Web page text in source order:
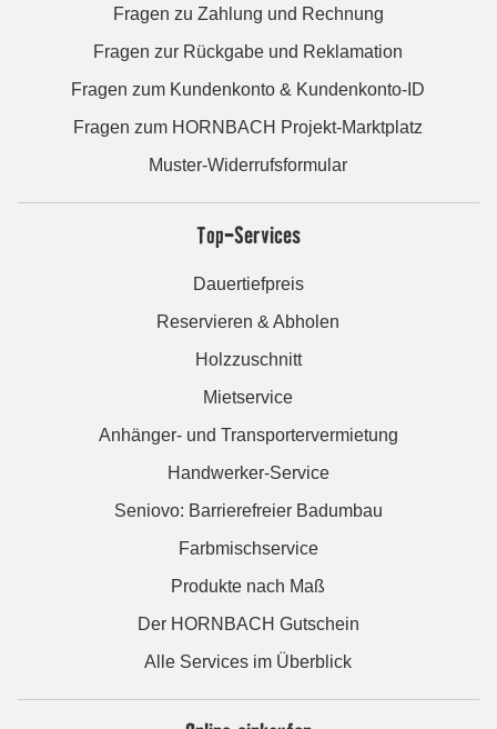
Fragen zu Zahlung und Rechnung
Fragen zur Rückgabe und Reklamation
Fragen zum Kundenkonto & Kundenkonto-ID
Fragen zum HORNBACH Projekt-Marktplatz
Muster-Widerrufsformular
Top-Services
Dauertiefpreis
Reservieren & Abholen
Holzzuschnitt
Mietservice
Anhänger- und Transportervermietung
Handwerker-Service
Seniovo: Barrierefreier Badumbau
Farbmischservice
Produkte nach Maß
Der HORNBACH Gutschein
Alle Services im Überblick